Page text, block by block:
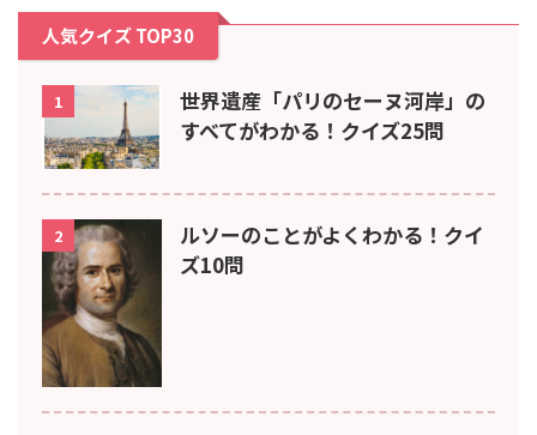
人気クイズ TOP30
1
世界遺産「パリのセーヌ河岸」の
すべてがわかる！クイズ25問
2
ルソーのことがよくわかる！クイ
ズ10問